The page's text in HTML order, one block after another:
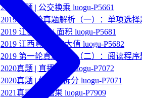
2019真题 | 公交换乘 luogu-P5661
2019 第一轮真题解析（一）：单项选择
2019 江西真题 | 面积 luogu-P5681
2019 江西真题 | 次大值 luogu-P5682
2019 第一轮真题解析（二）：阅读程序
2020真题 | 直播获奖 luogu-P7072
2020真题 | 优秀的拆分 luogu-P7071
2021真题 | 分糖果 luogu-P7909